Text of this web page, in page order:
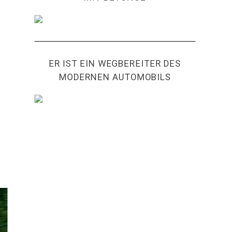
ER IST EIN WEGBEREITER DES
MODERNEN AUTOMOBILS